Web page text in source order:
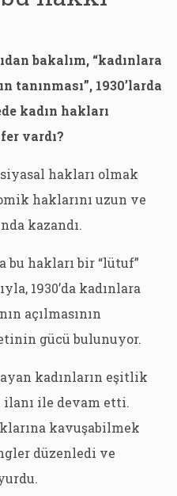
bakalım, “kadınlara
tanınması”, 1930’larda
kadın hakları
vardı?
hakları olmak
haklarını uzun ve
kazandı.
hakları bir “lütuf”
1930’da kadınlara
açılmasının
gücü bulunuyor.
kadınların eşitlik
ile devam etti.
kavuşabilmek
düzenledi ve